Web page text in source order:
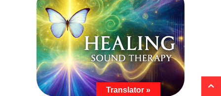
Translator »